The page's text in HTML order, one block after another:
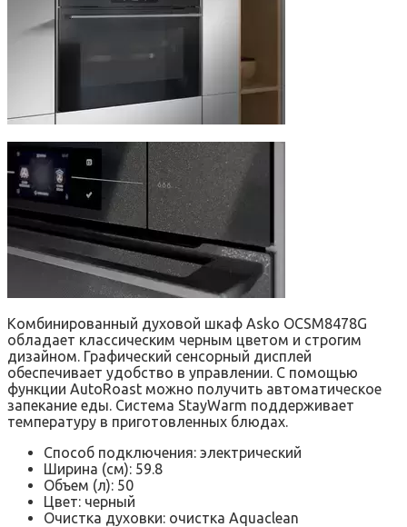
Комбинированный духовой шкаф Asko OCSM8478G
обладает классическим черным цветом и строгим
дизайном. Графический сенсорный дисплей
обеспечивает удобство в управлении. С помощью
функции AutoRoast можно получить автоматическое
запекание еды. Система StayWarm поддерживает
температуру в приготовленных блюдах.
Способ подключения: электрический
Ширина (см): 59.8
Объем (л): 50
Цвет: черный
Очистка духовки: очистка Aquaclean